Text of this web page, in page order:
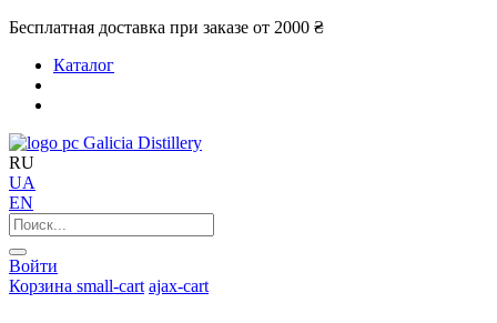
Бесплатная доставка при заказе от 2000 ₴
Каталог
Galicia Distillery
RU
UA
EN
Войти
Корзина small-cart ajax-cart